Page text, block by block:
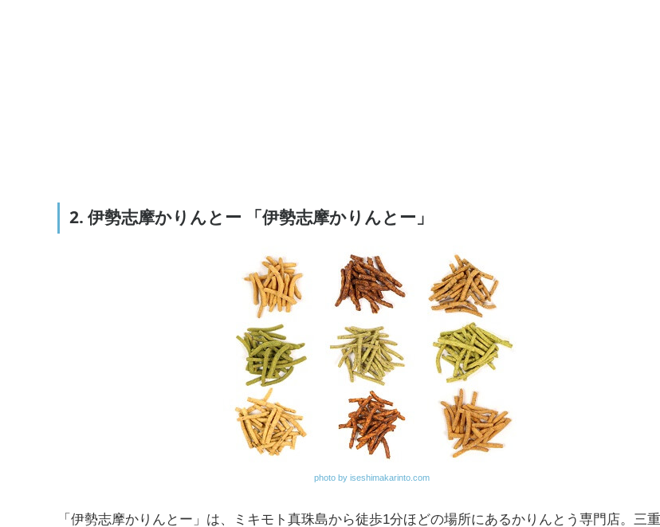
2. 伊勢志摩かりんとー 「伊勢志摩かりんとー」
photo by iseshimakarinto.com
「伊勢志摩かりんとー」は、ミキモト真珠島から徒歩1分ほどの場所にあるかりんとう専門店。三